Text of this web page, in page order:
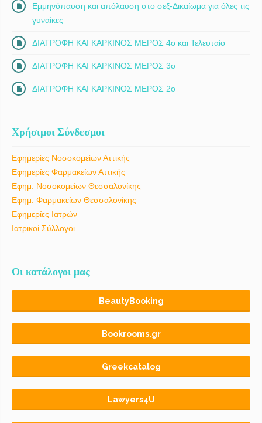
Εμμηνόπαυση και απόλαυση στο σεξ-Δικαίωμα για όλες τις
γυναίκες
ΔΙΑΤΡΟΦΗ ΚΑΙ ΚΑΡΚΙΝΟΣ ΜΕΡΟΣ 4ο και Τελευταίο
ΔΙΑΤΡΟΦΗ ΚΑΙ ΚΑΡΚΙΝΟΣ ΜΕΡΟΣ 3ο
ΔΙΑΤΡΟΦΗ ΚΑΙ ΚΑΡΚΙΝΟΣ ΜΕΡΟΣ 2ο
Χρήσιμοι Σύνδεσμοι
Εφημερίες Νοσοκομείων Αττικής
Εφημερίες Φαρμακείων Αττικής
Εφημ. Νοσοκομείων Θεσσαλονίκης
Εφημ. Φαρμακείων Θεσσαλονίκης
Εφημερίες Ιατρών
Ιατρικοί Σύλλογοι
Οι κατάλογοι μας
BeautyBooking
Bookrooms.gr
Greekcatalog
Lawyers4U